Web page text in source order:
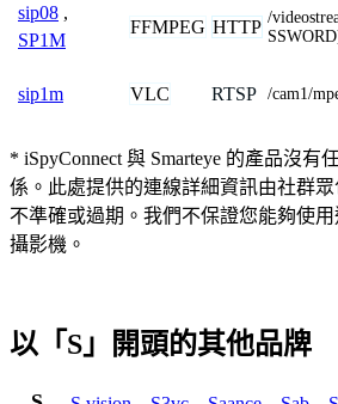
sip08 ,
SP1M
FFMPEG HTTP /
sip1m VLC RTSP /cam1/
* iSpyConnect 與 Smarteye 的產品沒有
係。此處提供的連線詳細資訊由社群
不準確或過期。我們不保證您能夠使
攝影機。
以「S」開頭的其他品牌